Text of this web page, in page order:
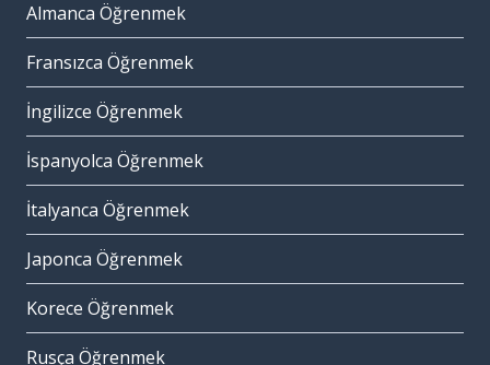
Almanca Öğrenmek
Fransızca Öğrenmek
İngilizce Öğrenmek
İspanyolca Öğrenmek
İtalyanca Öğrenmek
Japonca Öğrenmek
Korece Öğrenmek
Rusça Öğrenmek